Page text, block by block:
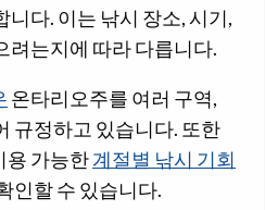
다. 이는 낚시 장소, 시기,
려는지에 따라 다릅니다.
온타리오주를 여러 구역,
규정하고 있습니다. 또한
용 가능한계절별 낚시 기회
인할 수 있습니다.